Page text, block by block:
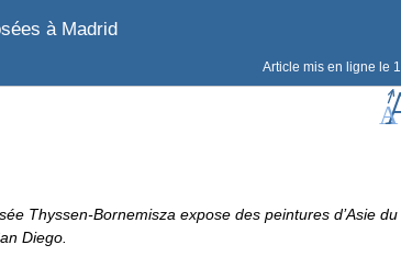
à Madrid
Article mis en ligne le
Thyssen-Bornemisza expose des peintures d’Asie
Diego.